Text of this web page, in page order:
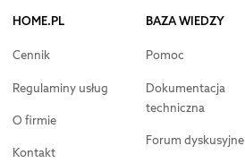
HOME.PL
Cennik
Regulaminy usług
O firmie
Kontakt
BAZA WIEDZY
Pomoc
Dokumentacja
techniczna
Forum dyskusyjne